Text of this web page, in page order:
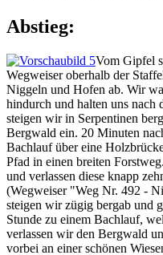
Abstieg:
Vom Gipfel
Wegweiser oberhalb der
Niggeln und Hofen ab. Wir
hindurch und halten uns nach
steigen wir in Serpentinen
Bergwald ein. 20 Minuten
Bachlauf über eine
Pfad in einen breiten
und verlassen diese knapp
(Wegweiser "Weg Nr. 492 -
steigen wir zügig bergab und
Stunde zu einem Bachlauf,
verlassen wir den Bergwald
vorbei an einer schönen